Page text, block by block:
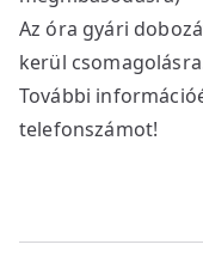
Az óra gyári
kerül
További
telefonszámot!